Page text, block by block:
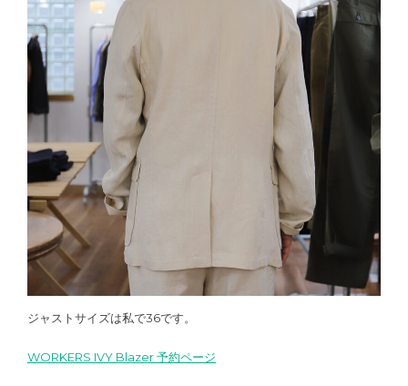
ジャストサイズは私で36です。
WORKERS IVY Blazer 予約ページ